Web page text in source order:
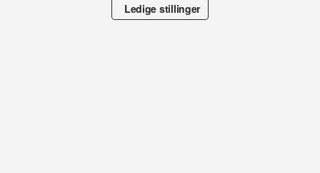
Ledige stillinger